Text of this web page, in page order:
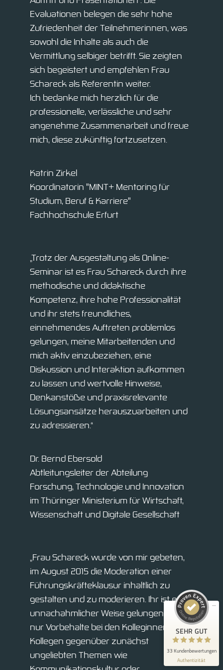
Lösungsmöglichkeiten, voller Alternativen, voller
Ideen.
Evaluationen belegen die sehr hohe
Zufriedenheit der Teilnehmerinnen, was
sowohl die Inhalte als auch die
Vermittlung selbiger betrifft. Sie zeigten
sich begeistert und empfehlen Frau
Schareck als Referentin weiter.
Ich bedanke mich herzlich für die
professionelle, verlässliche und sehr
angenehme Zusammenarbeit und freue
mich, diese zukünftig fortzusetzen.
Katrin Zirkel
Koordinatorin "MINT+ Mentoring für
Studium, Beruf & Karriere"
Fachhochschule Erfurt
„Trotz der Ausgestaltung als Online-
Seminar ist es Frau Schareck durch ihre
methodische und didaktische
Kompetenz, ihre hohe Professionalität
und ihr stets freundliches,
einnehmendes Auftreten problemlos
gelungen, meine Mitarbeitenden und
mich aktiv einzubeziehen, eine
Diskussion und Interaktion aufkommen
zu lassen und wertvolle Hinweise,
Denkanstöße und praxisrelevante
Lösungsansätze herauszuarbeiten und
zu adressieren.“
Dr. Bernd Ebersold
Abtleitungsleiter der Abteilung
Forschung, Technologie und Innovation
im Thüringer Ministerium für Wirtschaft,
Wissenschaft und Digitale Gesellschaft
„Frau Schareck wurde von mir gebeten,
im August 2015 die Moderation einer
Führungskräfteklausur inhaltlich zu
gestalten und zu moderieren. Ihr ist es in
unnachahmlicher Weise gelungen, nicht
nur Vorbehalte bei den Kolleginnen und
Kollegen gegenüber zunächst
ungeliebten Themen wie
SEHR GUT
33 Kundenbewertungen
Authentizität
ProvenExpert.com
SEHR GUT
4,99 / 5,00
33
Bewertungen auf ProvenExpert.com
Blick aufs ProvenExpert-Profil werfen
12.6.2026